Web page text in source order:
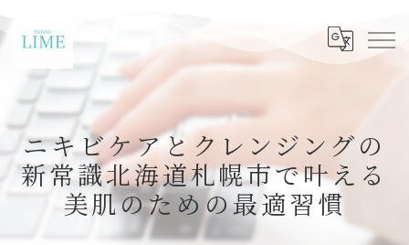
ニキビケアとクレンジングの
新常識北海道札幌市で叶える
美肌のための最適習慣